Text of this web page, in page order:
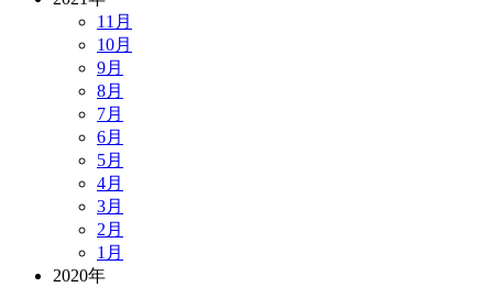
11月
10月
9月
8月
7月
6月
5月
4月
3月
2月
1月
2020年